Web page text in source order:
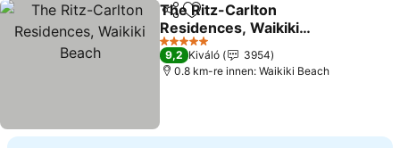
Megosztás
Hozzáadás a kedvencekhez
The Ritz-Carlton
Residences, Waikiki
Beach
Árak megjelenítése
5 Kategória
9,2 Kiváló
3954
0.8 km-re innen: Waikiki Beach